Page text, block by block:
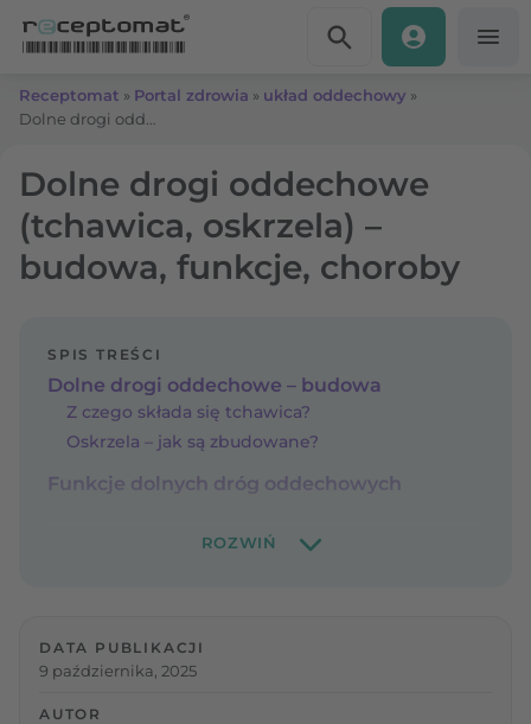
Receptomat » Portal zdrowia » układ oddechowy »
Dolne drogi oddechowe
(tchawica, oskrzela) –
budowa, funkcje, choroby
SPIS TREŚCI
Dolne drogi oddechowe – budowa
Z czego składa się tchawica?
Oskrzela – jak są zbudowane?
Funkcje dolnych dróg oddechowych
DATA PUBLIKACJI
9 października, 2025
AUTOR